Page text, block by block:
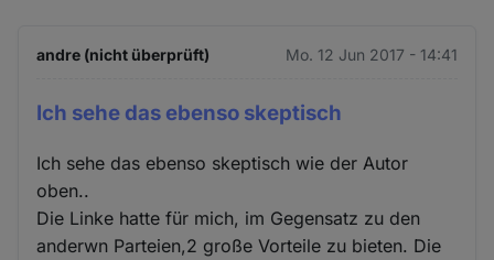
andre (nicht überprüft) Mo. 12 Jun 2017 - 14:41
Ich sehe das ebenso skeptisch
Ich sehe das ebenso skeptisch wie der Autor
oben..
Die Linke hatte für mich, im Gegensatz zu den
anderwn Parteien,2 große Vorteile zu bieten. Die